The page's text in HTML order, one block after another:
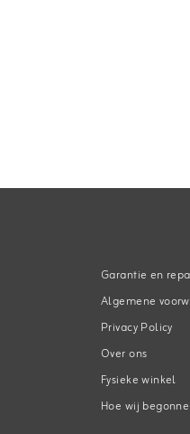
Garantie en
Algemene
Privacy Policy
Over ons
Fysieke winkel
Hoe wij